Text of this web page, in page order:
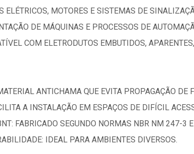
ELÉTRICOS, MOTORES E SISTEMAS DE
DE MÁQUINAS E PROCESSOS DE
COM ELETRODUTOS EMBUTIDOS,
ANTICHAMA QUE EVITA PROPAGAÇÃO DE
A INSTALAÇÃO EM ESPAÇOS DE DIFÍCIL
FABRICADO SEGUNDO NORMAS NBR NM 247-3
IDEAL PARA AMBIENTES DIVERSOS.